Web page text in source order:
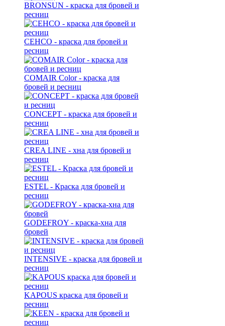
BRONSUN - краска для бровей и
ресниц
CEHCO - краска для бровей и
ресниц
COMAIR Color - краска для
бровей и ресниц
CONCEPT - краска для бровей и
ресниц
CREA LINE - хна для бровей и
ресниц
ESTEL - Краска для бровей и
ресниц
GODEFROY - краска-хна для
бровей
INTENSIVE - краска для бровей и
ресниц
KAPOUS краска для бровей и
ресниц